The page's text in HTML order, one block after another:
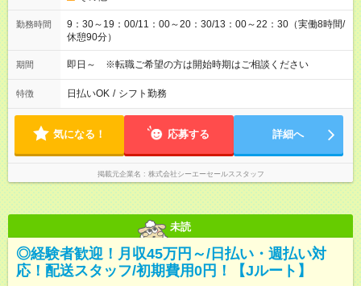
勤務時間
9：30～19：00/11：00～20：30/13：00～22：30（実働8時間/
休憩90分）
期間 即日～ ※転職ご希望の方は開始時期はご相談ください
特徴 日払いOK / シフト勤務
気になる！ 応募する 詳細へ
掲載元企業名 株式会社シーエーセールススタッフ
未読
◎経験者歓迎！月収45万円～/日払い・週払い対
応！配送スタッフ/初期費用0円！【Jルート】